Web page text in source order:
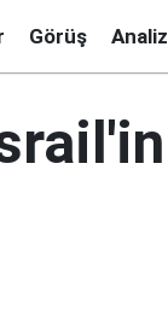
Görüş Analiz